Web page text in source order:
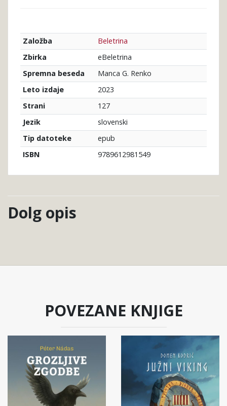
Založba
Beletrina
Zbirka
eBeletrina
Spremna beseda
Manca G. Renko
Leto izdaje
2023
Strani
127
Jezik
slovenski
Tip datoteke
epub
ISBN
9789612981549
Dolg opis
POVEZANE KNJIGE